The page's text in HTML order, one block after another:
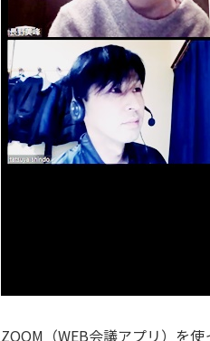
ZOOM（WEB会議アプリ）を使